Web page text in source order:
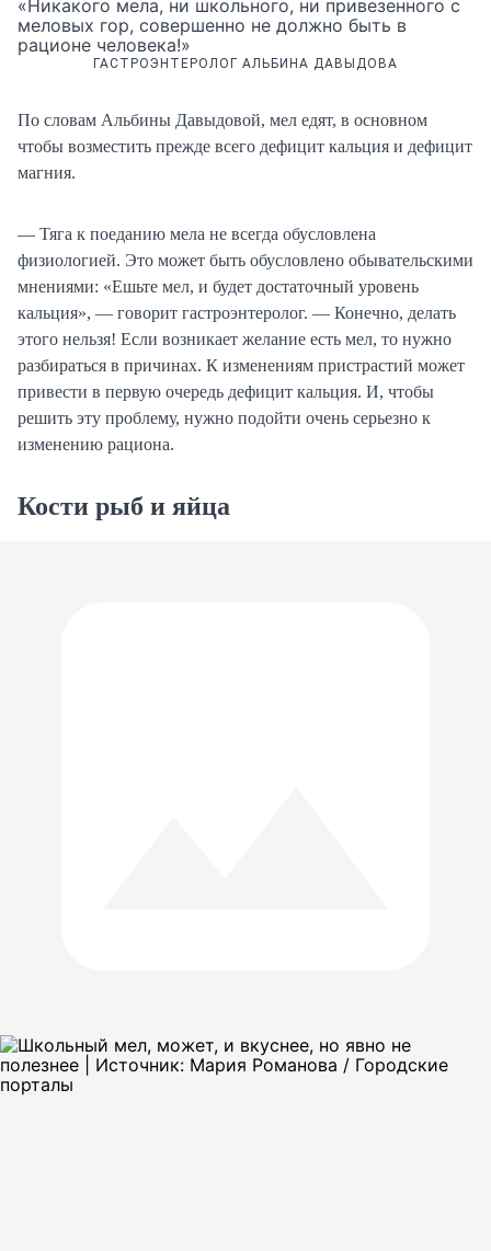
«Никакого мела, ни школьного, ни привезенного с
меловых гор, совершенно не должно быть в
рационе человека!»
ГАСТРОЭНТЕРОЛОГ АЛЬБИНА ДАВЫДОВА
По словам Альбины Давыдовой, мел едят, в основном
чтобы возместить прежде всего дефицит кальция и дефицит
магния.
— Тяга к поеданию мела не всегда обусловлена
физиологией. Это может быть обусловлено обывательскими
мнениями: «Ешьте мел, и будет достаточный уровень
кальция», — говорит гастроэнтеролог. — Конечно, делать
этого нельзя! Если возникает желание есть мел, то нужно
разбираться в причинах. К изменениям пристрастий может
привести в первую очередь дефицит кальция. И, чтобы
решить эту проблему, нужно подойти очень серьезно к
изменению рациона.
Кости рыб и яйца